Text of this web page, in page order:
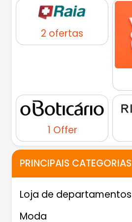
2 ofertas
1 Offer
PRINCIPAIS CATEGORIAS
Loja de departamentos
Moda